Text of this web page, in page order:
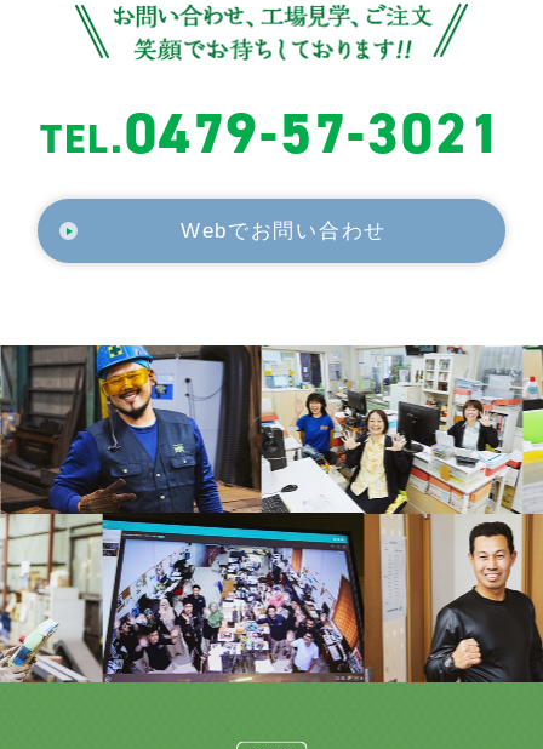
TEL.0479-57-3021
Webでお問い合わせ